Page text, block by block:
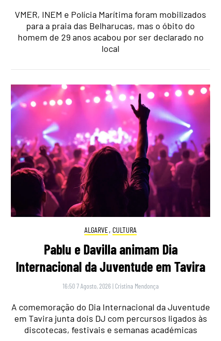
VMER, INEM e Polícia Marítima foram mobilizados
para a praia das Belharucas, mas o óbito do
homem de 29 anos acabou por ser declarado no
local
ALGARVE, CULTURA
Pablu e Davilla animam Dia
Internacional da Juventude em Tavira
16:50 7 Agosto, 2026 | Cristina Mendonça
A comemoração do Dia Internacional da Juventude
em Tavira junta dois DJ com percursos ligados às
discotecas, festivais e semanas académicas